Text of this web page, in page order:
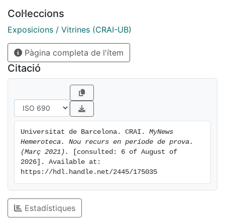
Podeu accedir al recurs des d'Aquí.
El període de prova està obert des del 8 al 21 de març
A la pàgina de Recursos electrònics en prova del web
del CRAI, trobareu l'accés al recurs i un qüestionari
des d'on podreu fer-nos arribar la vostra valoració.
Col·leccions
Exposicions / Vitrines (CRAI-UB)
Pàgina completa de l'ítem
Citació
Universitat de Barcelona. CRAI. MyNews
Hemeroteca. Nou recurs en període de prova.
(Març 2021).
[consulted: 6 of August of
2026]. Available at:
https://hdl.handle.net/2445/175035
Estadístiques